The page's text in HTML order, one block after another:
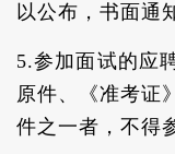
以公布，书面通
5.参加面试的应
原件、《准考证
件之一者，不得